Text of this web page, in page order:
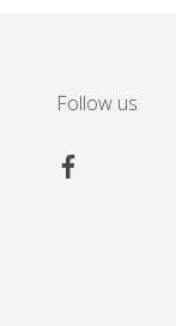
Follow us